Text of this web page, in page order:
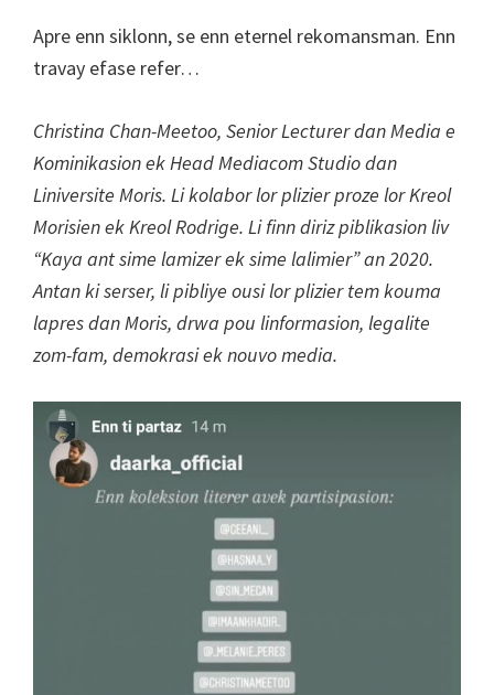
Apre enn siklonn, se enn eternel rekomansman. Enn
travay efase refer…
Christina Chan-Meetoo, Senior Lecturer dan Media e
Kominikasion ek Head Mediacom Studio dan
Liniversite Moris. Li kolabor lor plizier proze lor Kreol
Morisien ek Kreol Rodrige. Li finn diriz piblikasion liv
“Kaya ant sime lamizer ek sime lalimier” an 2020.
Antan ki serser, li pibliye ousi lor plizier tem kouma
lapres dan Moris, drwa pou linformasion, legalite
zom-fam, demokrasi ek nouvo media.